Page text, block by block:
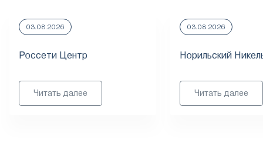
03.08.2026
Россети Центр
Читать далее
03.08.2026
Норильский
Читать далее